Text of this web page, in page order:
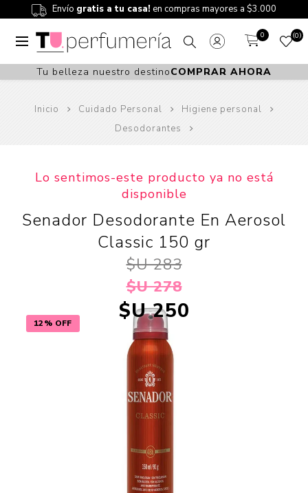
Envío gratis a tu casa! en compras mayores a $3.000
0 0
Tu belleza nuestro destinoCOMPRAR AHORA
Inicio Cuidado Personal
Higiene personal
Desodorantes
12% OFF
Lo sentimos-este producto ya no está
disponible
Senador Desodorante En Aerosol
Classic 150 gr
$U 283
$U 278
$U 250